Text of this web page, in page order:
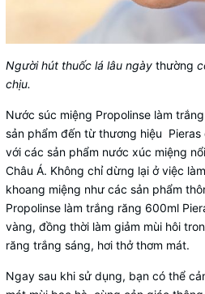
Người hút thuốc lá lâu ngày thường
chịu.
Nước súc miệng Propolinse làm
sản phẩm đến từ thương hiệu
với các sản phẩm nước xúc miệng
Châu Á. Không chỉ dừng lại ở việc
khoang miệng như các sản phẩm
Propolinse làm trắng răng 600ml
vàng, đồng thời làm giảm mùi hôi
răng trắng sáng, hơi thở thơm mát.
Ngay sau khi sử dụng, bạn có thể